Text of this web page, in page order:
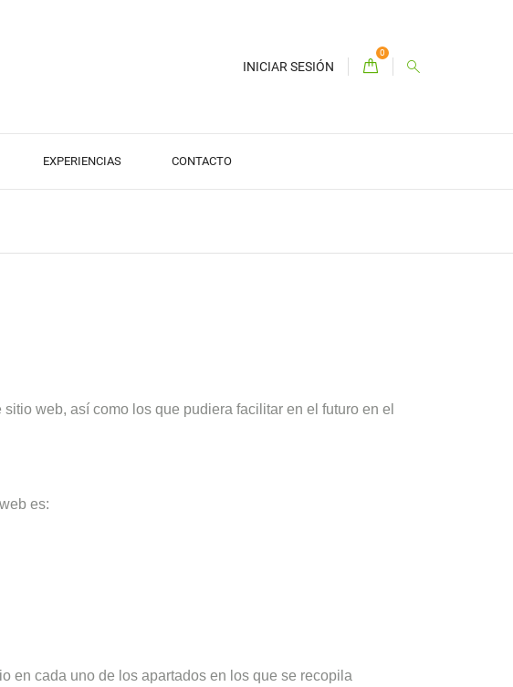
INICIAR SESIÓN
0
EXPERIENCIAS CONTACTO
web, así como los que pudiera facilitar en el futuro en el
es:
en cada uno de los apartados en los que se recopila